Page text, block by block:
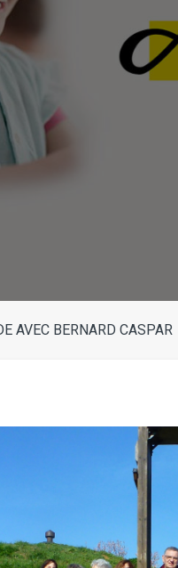
AVEC BERNARD CASPAR